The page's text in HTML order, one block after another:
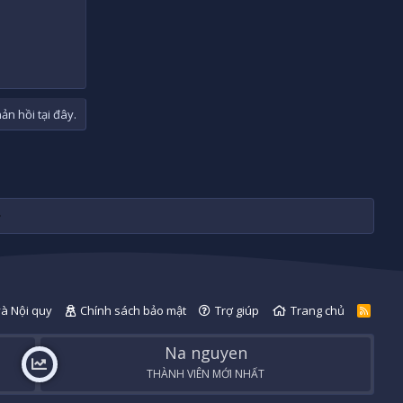
hồi tại đây.
Nội quy Chính sách bảo mật Trợ giúp Trang chủ
R
S
Na nguyen
THÀNH VIÊN MỚI NHẤT